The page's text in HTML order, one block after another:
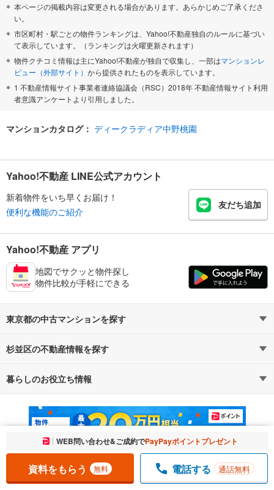
本ページの掲載内容は変更される場合があります。あらかじめご了承くださ
い。
市区町村・駅ごとの物件ランキングは、Yahoo!不動産独自のルールに基づい
て表示しています。（ランキングは火曜更新されます）
物件クチコミ情報は主にYahoo!不動産が独自で収集し、一部はマンションレ
ビュー（外部サイト） から提供されたものを表示しています。
1 不動産情報サイト事業者連絡協議会（RSC）2018年 不動産情報サイト利用
者意識アンケートより引用しました。
マンションカタログ： ディークラディア中野桃園
お気に入りに追加しました。 一覧を開く
WEB問い合わせ&ご成約でPayPayポイントプレゼント
資料をもらう 無料 電話する 通話無料
Yahoo!不動産 LINE公式アカウント
新着物件をいち早くお届け！
便利な機能のご紹介
友だち追加
Yahoo!不動産 アプリ
地図でサクッと物件探し
物件比較が手軽にできる
東京都の中古マンションを探す
路線・駅から探す
通勤・通学時間から探す
杉並区の不動産情報を探す
不動産・住宅
新築マンション 中古マンション
新築一戸建て 中古一戸建て
注文住宅 土地
暮らしのお役立ち情報
マンションカタログ 教えて！住まいの先生